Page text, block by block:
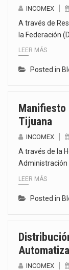
INCOMEX
A través de
la Federación
LEER MÁS
Posted in
Manifiesto
Tijuana
INCOMEX
A través de la
Administración
LEER MÁS
Posted in
INCOMEX